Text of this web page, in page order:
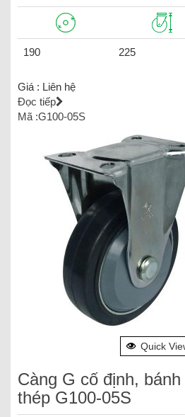
190 225
Giá : Liên hệ
Đọc tiếp
Mã :G100-05S
Quick
Càng G cố định,
thép G100-05S